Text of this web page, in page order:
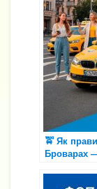
🚖 Як
Броварах